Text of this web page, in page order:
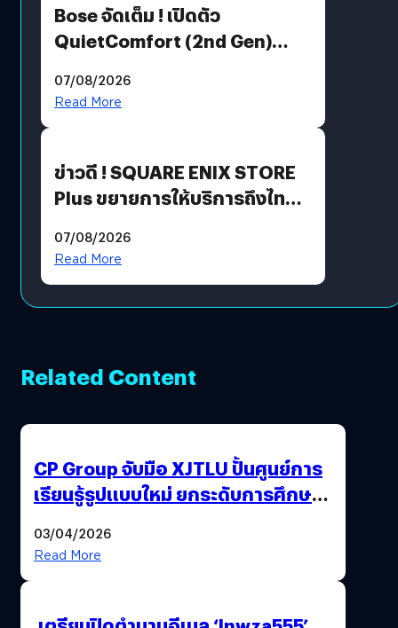
Bose จัดเต็ม ! เปิดตัว
QuietComfort (2nd Gen)
07/08/2026
Read More
ข่าวดี ! SQUARE ENIX STORE
Plus ขยายการให้บริการถึงไทย
โดยตรง
07/08/2026
Read More
Related Content
CP Group จับมือ XJTLU ปั้นศูนย์การ
เรียนรู้รูปแบบใหม่ ยกระดับการศึกษา
03/04/2026
Read More